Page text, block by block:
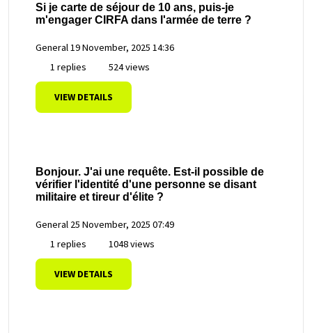
Si je carte de séjour de 10 ans, puis-je
m'engager CIRFA dans l'armée de terre ?
General19 November, 2025 14:36
1 replies
524 views
VIEW DETAILS
Bonjour. J'ai une requête. Est-il possible de
vérifier l'identité d'une personne se disant
militaire et tireur d'élite ?
General 25 November, 2025 07:49
1 replies
1048 views
VIEW DETAILS